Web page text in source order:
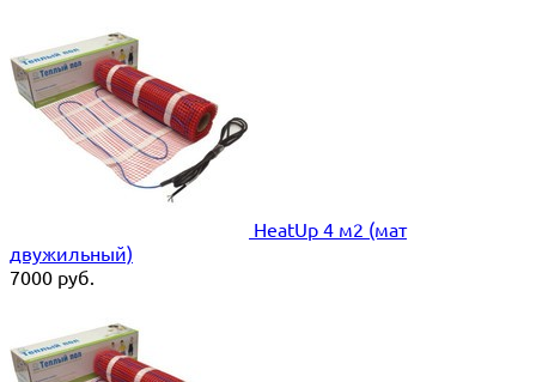
HeatUp 4 м2 (мат
двужильный)
7000 руб.